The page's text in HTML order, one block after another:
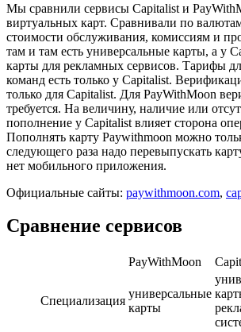
Мы сравнили сервисы Capitalist и
виртуальных карт. Сравнивали по
стоимости обслуживания, комиссиям и
там и там есть универсальные карты, а у
карты для рекламных сервисов. Тарифы
команд есть только у Capitalist.
только для Capitalist. Для PayWithMoon
требуется. На величину, наличие или
пополнение у Capitalist влияет сторона
Пополнять карту Paywithmoon можно
следующего раза надо перевыпускать
нет мобильного приложения.
Официальные сайты: paywithmoon.com,
Сравнение сервисов
PayWithMoon
Специализация
универсальные
карты